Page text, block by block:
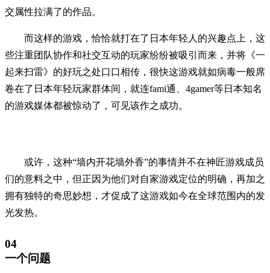
交属性拉满了的作品。
而这样的游戏，恰恰就打在了日本年轻人的兴趣点上，这
些注重团队协作和社交互动的玩家纷纷被吸引而来，并将《一
起来扫雷》的好玩之处口口相传，很快这游戏就如病毒一般席
卷在了日本年轻玩家群体间，就连fami通、4gamer等日本知名
的游戏媒体都被惊动了，可见该作之成功。
或许，这种“墙内开花墙外香”的事情并不在神匠游戏成员
们的意料之中，但正因为他们对自家游戏定位的明确，再加之
拥有独特的奇思妙想，才促成了这游戏如今在全球范围内的发
光发热。
04
一个问题